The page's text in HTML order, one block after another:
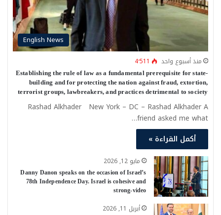
English News
منذ أسبوع واحد 4٬511
Establishing the rule of law as a fundamental prerequisite for state-
building and for protecting the nation against fraud, extortion,
terrorist groups, lawbreakers, and practices detrimental to society
Rashad Alkhader New York – DC – Rashad Alkhader A
friend asked me what…
أكمل القراءة »
مايو 12, 2026
Danny Danon speaks on the occasion of Israel’s
78th Independence Day. Israel is cohesive and
strong-video
أبريل 11, 2026